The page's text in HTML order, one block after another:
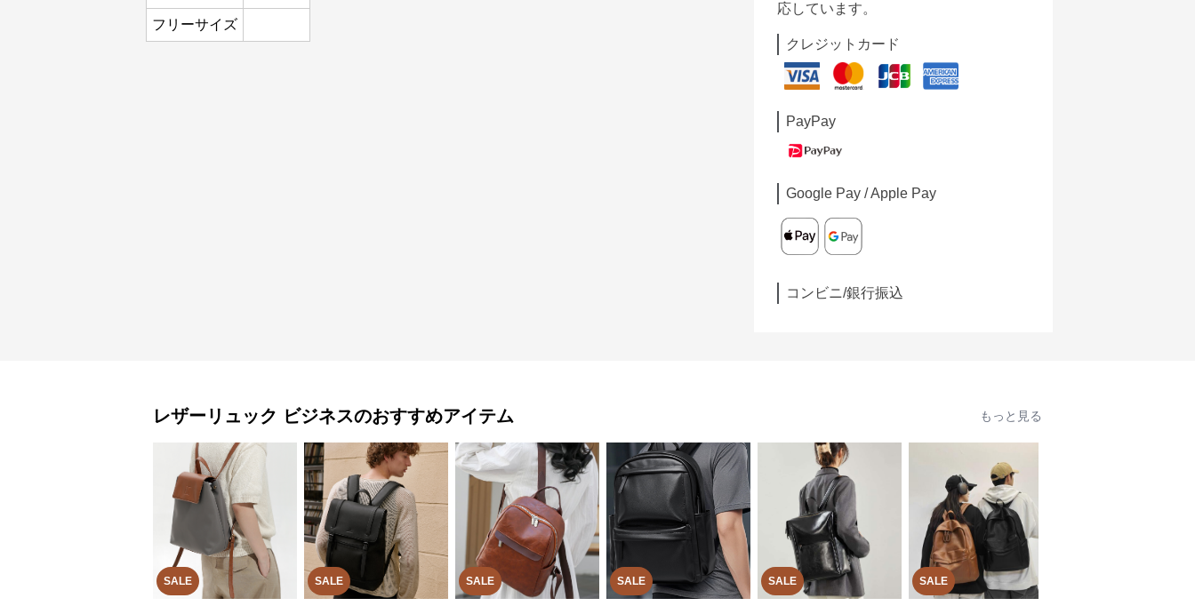
フリーサイズ
応しています。
クレジットカード
PayPay
Google Pay / Apple Pay
コンビニ/銀行振込
レザーリュック ビジネスのおすすめアイテム もっと見る
SALE SALE SALE SALE SALE SALE